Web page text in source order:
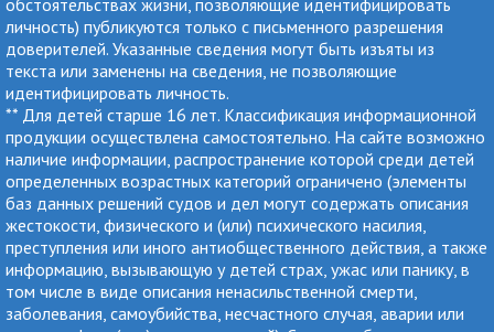
обстоятельствах жизни, позволяющие идентифицировать
личность) публикуются только с письменного разрешения
доверителей. Указанные сведения могут быть изъяты из
текста или заменены на сведения, не позволяющие
идентифицировать личность.
** Для детей старше 16 лет. Классификация информационной
продукции осуществлена самостоятельно. На сайте возможно
наличие информации, распространение которой среди детей
определенных возрастных категорий ограничено (элементы
баз данных решений судов и дел могут содержать описания
жестокости, физического и (или) психического насилия,
преступления или иного антиобщественного действия, а также
информацию, вызывающую у детей страх, ужас или панику, в
том числе в виде описания ненасильственной смерти,
заболевания, самоубийства, несчастного случая, аварии или